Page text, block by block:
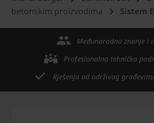
betonskim proizvodima
Sistem
Međunarodno znanje i
Profesionalna tehnička
Rješenja od održivog